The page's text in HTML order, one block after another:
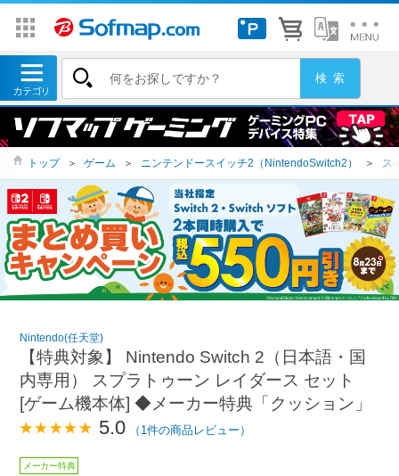
トップ ＞ ゲーム ＞ ニンテンドースイッチ2（NintendoSwitch2） ＞ ス
Nintendo(任天堂)
【特典対象】 Nintendo Switch 2（日本語・国
内専用） スプラトゥーン レイダース セット
[ゲーム機本体] ◆メーカー特典「クッション」
5.0 （1件の商品レビュー）
メーカー特典